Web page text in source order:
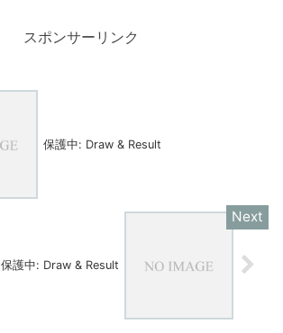
スポンサーリンク
保護中: Draw & Result
保護中: Draw & Result